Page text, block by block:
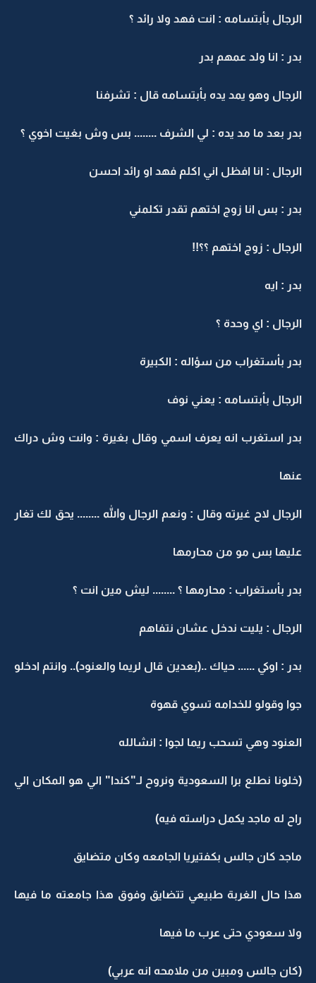
الرجال بأبتسامه : انت فهد ولا رائد ؟
بدر : انا ولد عمهم بدر
الرجال وهو يمد يده بأبتسامه قال : تشرفنا
بدر بعد ما مد يده : لي الشرف ........ بس وش بغيت اخوي ؟
الرجال : انا افظل اني اكلم فهد او رائد احسن
بدر : بس انا زوج اختهم تقدر تكلمني
الرجال : زوج اختهم ؟؟!!
بدر : ايه
الرجال : اي وحدة ؟
بدر بأستغراب من سؤاله : الكبيرة
الرجال بأبتسامه : يعني نوف
بدر استغرب انه يعرف اسمي وقال بغيرة : وانت وش دراك
عنها
الرجال لاح غيرته وقال : ونعم الرجال والله ........ يحق لك تغار
عليها بس مو من محارمها
بدر بأستغراب : محارمها ؟ ........ ليش مين انت ؟
الرجال : يليت ندخل عشان نتفاهم
بدر : اوكي ...... حياك ..(بعدين قال لريما والعنود).. وانتم ادخلو
جوا وقولو للخدامه تسوي قهوة
العنود وهي تسحب ريما لجوا : انشالله
(خلونا نطلع برا السعودية ونروح لـ"كندا" الي هو المكان الي
راح له ماجد يكمل دراسته فيه)
ماجد كان جالس بكفتيريا الجامعه وكان متضايق
هذا حال الغربة طبيعي تتضايق وفوق هذا جامعته ما فيها
ولا سعودي حتى عرب ما فيها
(كان جالس ومبين من ملامحه انه عربي)